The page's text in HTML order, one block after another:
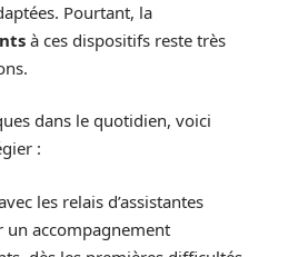
Pourtant, la
à ces dispositifs reste très
dans le quotidien, voici
:
les relais d’assistantes
accompagnement